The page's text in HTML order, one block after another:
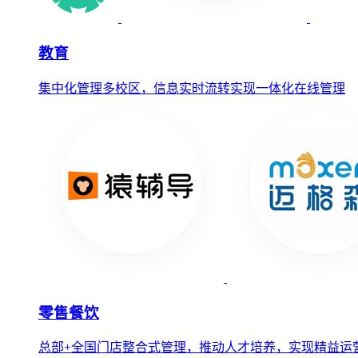
教育
集中化管理多校区，信息实时流转实现一体化在线管理
零售餐饮
总部+全国门店整合式管理，推动人才培养，实现精益运